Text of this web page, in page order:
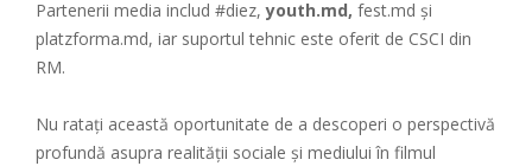
Partenerii media includ #diez,youth.md, fest.md și
platzforma.md, iar suportul tehnic este oferit de CSCI din
RM.
Nu ratați această oportunitate de a descoperi o perspectivă
profundă asupra realității sociale și mediului în filmul